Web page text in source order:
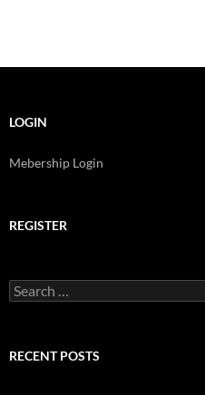
LOGIN
Mebership Login
REGISTER
Search
for:
RECENT POSTS